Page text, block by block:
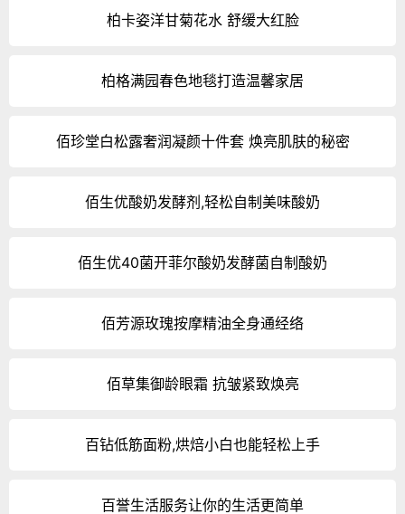
柏卡姿洋甘菊花水 舒缓大红脸
柏格满园春色地毯打造温馨家居
佰珍堂白松露奢润凝颜十件套 焕亮肌肤的秘密
佰生优酸奶发酵剂,轻松自制美味酸奶
佰生优40菌开菲尔酸奶发酵菌自制酸奶
佰芳源玫瑰按摩精油全身通经络
佰草集御龄眼霜 抗皱紧致焕亮
百钻低筋面粉,烘焙小白也能轻松上手
百誉生活服务让你的生活更简单